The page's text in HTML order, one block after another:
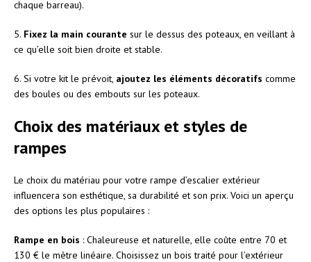
chaque barreau).
5. Fixez la main courante sur le dessus des poteaux, en veillant à
ce qu’elle soit bien droite et stable.
6. Si votre kit le prévoit, ajoutez les éléments décoratifs comme
des boules ou des embouts sur les poteaux.
Choix des matériaux et styles de
rampes
Le choix du matériau pour votre rampe d’escalier extérieur
influencera son esthétique, sa durabilité et son prix. Voici un aperçu
des options les plus populaires :
Rampe en bois : Chaleureuse et naturelle, elle coûte entre 70 et
130 € le mètre linéaire. Choisissez un bois traité pour l’extérieur